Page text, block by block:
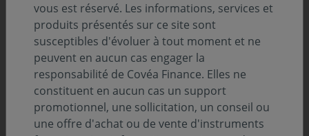
Une force qui fait la différence
Notre pôle de Recherche autonome regroupe l’analyse
financière et extra-financière, macroéconomique et
vous est réservé. Les informations, services et
produits présentés sur ce site sont
susceptibles d'évoluer à tout moment et ne
peuvent en aucun cas engager la
responsabilité de Covéa Finance. Elles ne
constituent en aucun cas un support
promotionnel, une sollicitation, un conseil ou
une offre d'achat ou de vente d'instruments